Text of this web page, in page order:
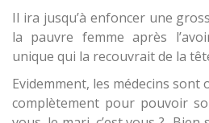
Il ira jusqu’à enfoncer une
la pauvre femme après
unique qui la recouvrait de la
Evidemment, les médecins sont
complètement pour pouvoir